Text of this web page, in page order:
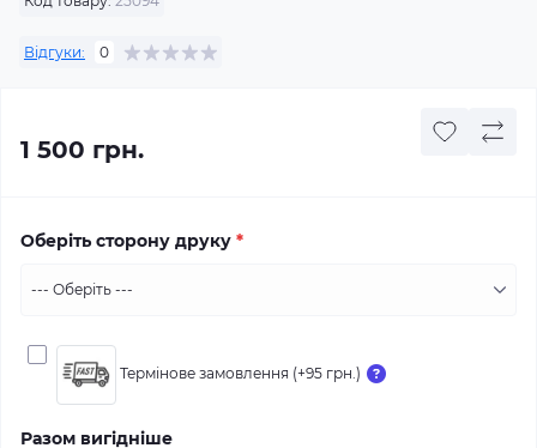
Відгуки: 0
1 500 грн.
Оберіть сторону друку *
Термінове замовлення (+95 грн.)
Разом вигідніше